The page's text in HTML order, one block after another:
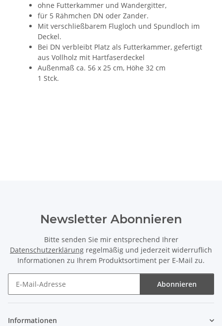
ohne Futterkammer und Wandergitter,
für 5 Rähmchen DN oder Zander.
Mit verschließbarem Flugloch und Spundloch im
Deckel.
Bei DN verbleibt Platz als Futterkammer, gefertigt
aus Vollholz mit Hartfaserdeckel
Außenmaß ca. 56 x 25 cm, Höhe 32 cm
1 Stck.
Newsletter Abonnieren
Bitte senden Sie mir entsprechend Ihrer
Datenschutzerklärung regelmäßig und jederzeit widerruflich
Informationen zu Ihrem Produktsortiment per E-Mail zu.
Abonnieren
Informationen